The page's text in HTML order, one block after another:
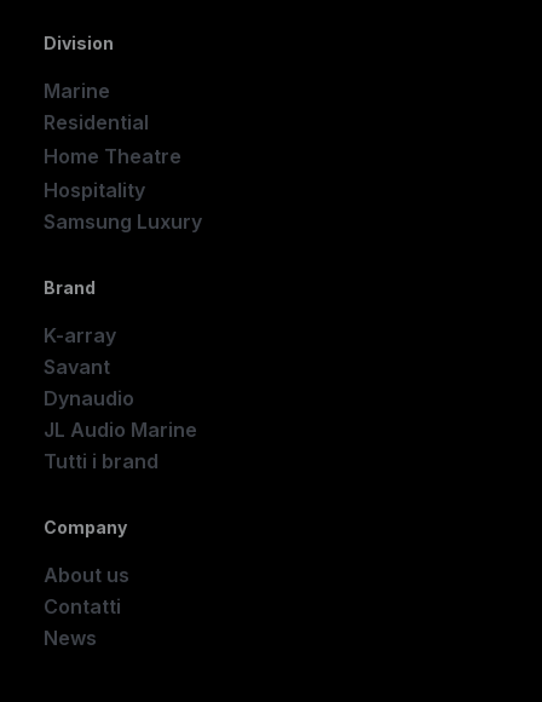
Division
Marine
Residential
Home Theatre
Hospitality
Samsung Luxury
Brand
K-array
Savant
Dynaudio
JL Audio Marine
Tutti i brand
Company
About us
Contatti
News